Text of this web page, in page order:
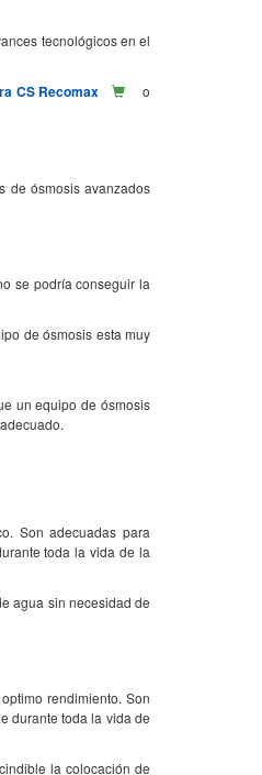
tecnológicos en el
CS Recomax o
de ósmosis avanzados
se podría conseguir la
de ósmosis esta muy
un equipo de ósmosis
Son adecuadas para
toda la vida de la
agua sin necesidad de
rendimiento. Son
durante toda la vida de
la colocación de